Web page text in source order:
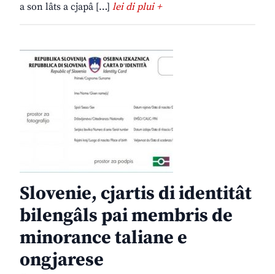
a son lâts a cjapâ […] lei di plui +
Slovenie, cjartis di identitât
bilengâls pai membris de
minorance taliane e
ongjarese